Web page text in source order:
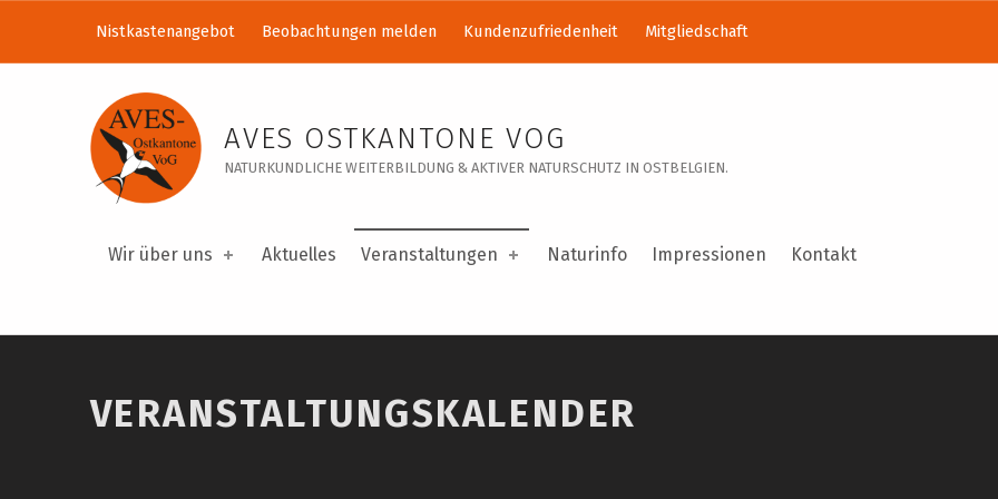
Veranstaltungskalender – AVES Ostkantone VoG
AVES OSTKANTONE VOG
NATURKUNDLICHE WEITERBILDUNG & AKTIVER NATURSCHUTZ IN OSTBELGIEN.
Wir über uns Aktuelles Veranstaltungen Naturinfo Impressionen Kontakt
Nistkastenangebot Beobachtungen melden Kundenzufriedenheit Mitgliedschaft
VERANSTALTUNGSKALENDER